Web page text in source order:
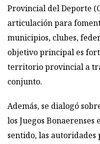
Provincial del Deporte
articulación para
municipios, clubes,
objetivo principal es
territorio provincial a
conjunto.
Además, se dialogó
los Juegos Bonaerenses
sentido, las